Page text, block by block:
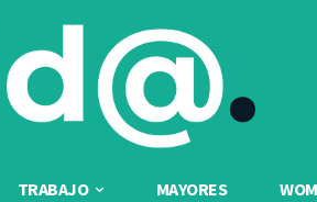
TRABAJO MAYORES